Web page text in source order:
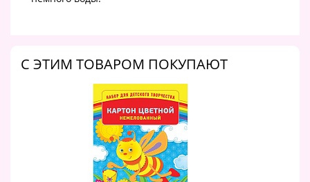
C ЭТИМ ТОВАРОМ ПОКУПАЮТ